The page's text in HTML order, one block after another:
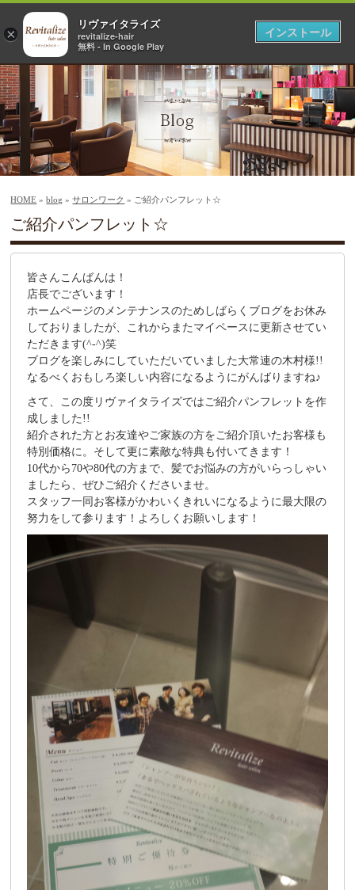
HOME »blog »サロンワーク » ご紹介パンフレット☆
ご紹介パンフレット☆
皆さんこんばんは！
店長でございます！
ホームページのメンテナンスのためしばらくブログをお休み
しておりましたが、これからまたマイペースに更新させてい
ただきます(^-^)笑
ブログを楽しみにしていただいていました大常連の木村様!!
なるべくおもしろ楽しい内容になるようにがんばりますね♪
さて、この度リヴァイタライズではご紹介パンフレットを作
成しました!!
紹介された方とお友達やご家族の方をご紹介頂いたお客様も
特別価格に。そして更に素敵な特典も付いてきます！
10代から70や80代の方まで、髪でお悩みの方がいらっしゃい
ましたら、ぜひご紹介くださいませ。
スタッフ一同お客様がかわいくきれいになるように最大限の
努力をして参ります！よろしくお願いします！
×
リヴァイタライズ
revitalize-hair
無料 - In Google Play
インストール